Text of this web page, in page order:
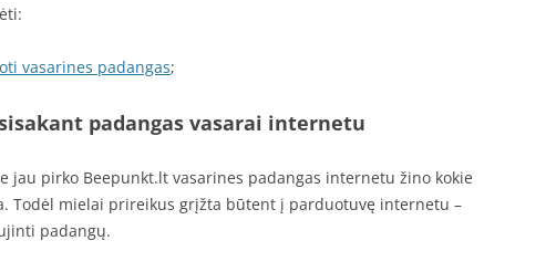
vasarines padangas;
padangas vasarai internetu
jau pirko Beepunkt.lt vasarines padangas internetu žino kokie
Todėl mielai prireikus grįžta būtent į parduotuvę internetu –
padangų.